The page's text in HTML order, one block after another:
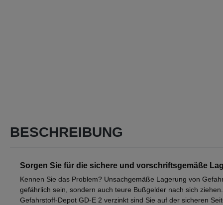
BESCHREIBUNG
Sorgen Sie für die sichere und vorschriftsgemäße
Kennen Sie das Problem? Unsachgemäße Lagerung von
gefährlich sein, sondern auch teure Bußgelder nach sich
Gefahrstoff-Depot GD-E 2 verzinkt sind Sie auf der sicheren